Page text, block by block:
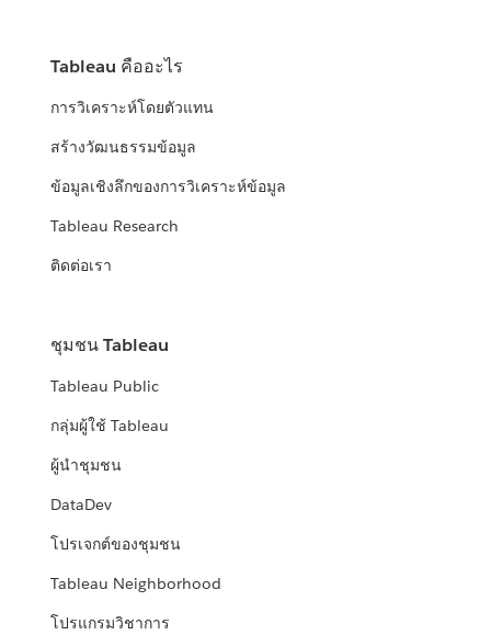
Tableau คืออะไร
การวิเคราะห์โดยตัวแทน
สร้างวัฒนธรรมข้อมูล
ข้อมูลเชิงลึกของการวิเคราะห์ข้อมูล
Tableau Research
ติดต่อเรา
ชุมชน Tableau
Tableau Public
กลุ่มผู้ใช้ Tableau
ผู้นำชุมชน
DataDev
โปรเจกต์ของชุมชน
Tableau Neighborhood
โปรแกรมวิชาการ